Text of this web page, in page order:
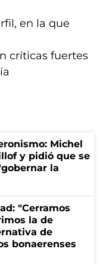
en la que
críticas fuertes
Michel
y pidió que se
la
"Cerramos
la de
de
bonaerenses